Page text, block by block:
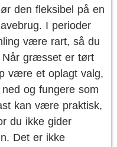
den fleksibel på en
I perioder
være rart, så du
græsset er tørt
være et oplagt valg,
og fungere som
kan være praktisk,
du ikke gider
Det er ikke